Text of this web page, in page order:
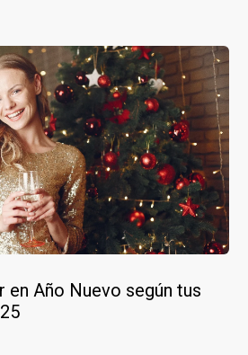
en Año Nuevo según tus